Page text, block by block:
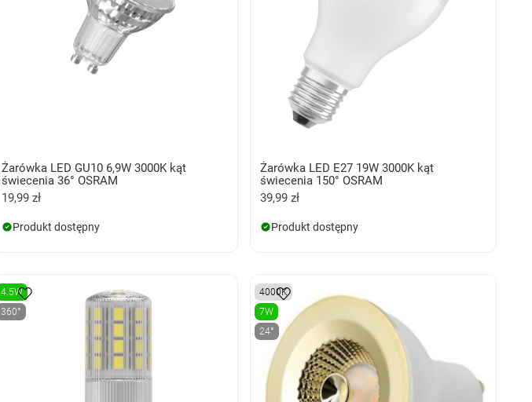
Żarówka LED GU10 6,9W 3000K kąt
świecenia 36° OSRAM
19,99 zł
Produkt dostępny
Żarówka LED E27 19W 3000K kąt
świecenia 150° OSRAM
39,99 zł
Produkt dostępny
4.5W
360°
4000K
7W
24°